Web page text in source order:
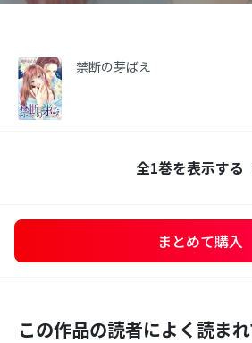
禁断の芽ばえ
全1巻を表示する
まとめて購入
この作品の読者によく読ま